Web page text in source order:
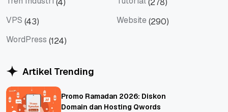
(4)
(278)
VPS (43) Website (290)
WordPress (124)
Artikel Trending
Promo Ramadan 2026: Diskon
Domain dan Hosting Qwords